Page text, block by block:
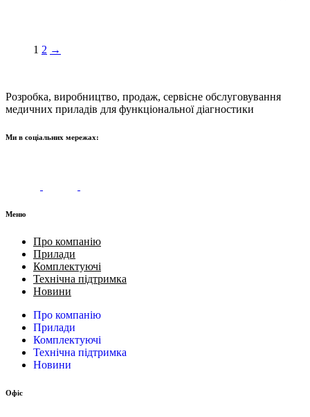
1 2 →
Розробка, виробництво, продаж, сервісне обслуговування
медичних приладів для функціональної діагностики
Ми в соціальних мережах:
Меню
Про компанію
Прилади
Комплектуючі
Технічна підтримка
Новини
Про компанію
Прилади
Комплектуючі
Технічна підтримка
Новини
Офіс